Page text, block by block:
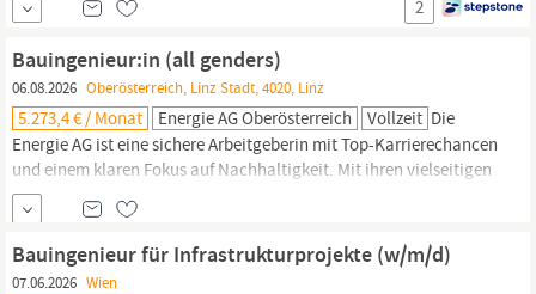
Arbeitsumfeld. Für unserTochterunternehmen Energie AG
eine:nBauingenieur:in(all genders)
2
Bauingenieur:in (all genders)
06.08.2026 Oberösterreich, Linz Stadt, 4020, Linz
5.273,4 € / Monat Energie AG Oberösterreich Vollzeit Die
Energie AG ist eine sichere Arbeitgeberin mit Top-Karrierechancen
und einem klaren Fokus auf Nachhaltigkeit. Mit ihren vielseitigen
Aufgabenfeldern - von Energie bis Entsorgung - bietet sie ein
zukunftsorientiertes Arbeitsumfeld. Für unserTochterunternehmen
Energie AG Oberösterreich Tech Services GmbH, Engineering,
suchen wir eine:nBauingenieur:in...
Bauingenieur für Infrastrukturprojekte (w/m/d)
07.06.2026 Wien